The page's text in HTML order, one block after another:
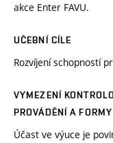
akce Enter FAVU.
UČEBNÍ CÍLE
Rozvíjení schopností
VYMEZENÍ
PROVÁDĚNÍ A
Účast ve výuce je